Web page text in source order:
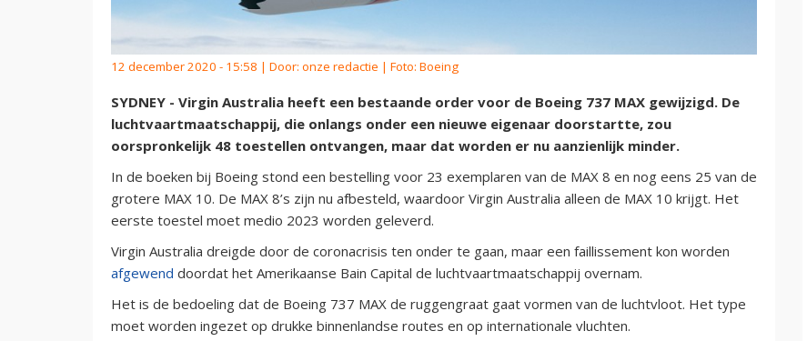
12 december 2020 - 15:58 | Door: onze redactie | Foto: Boeing
SYDNEY - Virgin Australia heeft een bestaande order voor de Boeing 737 MAX gewijzigd. De
luchtvaartmaatschappij, die onlangs onder een nieuwe eigenaar doorstartte, zou
oorspronkelijk 48 toestellen ontvangen, maar dat worden er nu aanzienlijk minder.
In de boeken bij Boeing stond een bestelling voor 23 exemplaren van de MAX 8 en nog eens 25 van de
grotere MAX 10. De MAX 8’s zijn nu afbesteld, waardoor Virgin Australia alleen de MAX 10 krijgt. Het
eerste toestel moet medio 2023 worden geleverd.
Virgin Australia dreigde door de coronacrisis ten onder te gaan, maar een faillissement kon worden
afgewend doordat het Amerikaanse Bain Capital de luchtvaartmaatschappij overnam.
Het is de bedoeling dat de Boeing 737 MAX de ruggengraat gaat vormen van de luchtvloot. Het type
moet worden ingezet op drukke binnenlandse routes en op internationale vluchten.